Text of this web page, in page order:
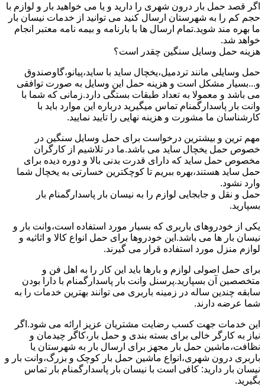
اگر قصد حمل بار درون شهری را دارید و یا می خواهید بار و لوازم با
حجم کم را به شهرستان ارسال کنید می توانید از خدمات نیسان بار
ما بهره مند شوید.تمام ارسال ها با بارنامه و بیمه نامه معتبر انجام
خواهد شد.
هزینه حمل وسایل سنگین چقدر است؟
حمل وسایلی مانند تردمیل،یخچال ساید با ساید،پیانو،گاوصندوق
و...بسیار مشکل است و هزینه حمل این وسایل به صورت توافقی
می باشد و معمولا به تعداد طبقات بستگی دارد.زمانی که شما با
وانت بار پاسدارگمنام تماس میگیرید درباره این موارد باید با
کارشناسان ما مشورت و هزینه نهایی را تایید نمایید.
مهم ترین و بیشترین درخواست برای حمل وسایل سنگین در
خصوص حمل یخچال ساید می باشد.ما در تلاشیم از کارگران
مخصوص حمل ساید که دارای قدرت بدنی بالا و دوره دیده برای
حمل ساید هستند،بهره ببریم تا کوچکترین خسارتی به یخچال شما
وارد نشود.
حمل و نقل و جابجایی لوازم را به نیسان بار پاسدارگمنام بار
بسپارید.
یکی از خودروهای باربری که بسیار مورد استفاده است،وانت بار و
نیسان بار ها می باشد.این خودروها برای حمل انواع کالا و اثاثیه و
لوازم منزل مورد استفاده قرار می گیرند.
برای حمل اصولی لوازم و بارها باید این کار را به اهل فن و
متخصصین آن بسپارید.پرسنل وانت بار پاسدارگمنام با دارا بودن
سابقه چندین ساله در زمینه باربری می توانند بهترین خدمات را به
شما عرضه دارند.
این خدمات جهت کسب رضایت مشتریان عزیز ارائه می شود.اگر
نیاز به کارگر خالی برای بسته بندی و حمل بار،کاگر چیدمان و
نظافت،ماشین حمل بار مجهز برای ارسال بار به شهرستان یا
باربری درون شهری،انواع ماشین حمل بار کوچک و بزرگ،وانت بار و
نیسان بار دارید: کافی است با نیسان بار پاسدارگمنام بار تماس
بگیرید.